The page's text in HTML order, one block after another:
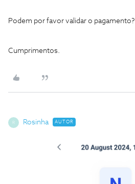
Podem por favor validar o pagamento?
Cumprimentos.
R Rosinha AUTOR